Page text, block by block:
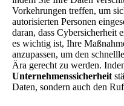
Vorkehrungen treffen, um
autorisierten Personen
daran, dass Cybersicherheit
es wichtig ist, Ihre
anzupassen, um den
Ära gerecht zu werden.
Unternehmenssicherheit
Daten, sondern auch den